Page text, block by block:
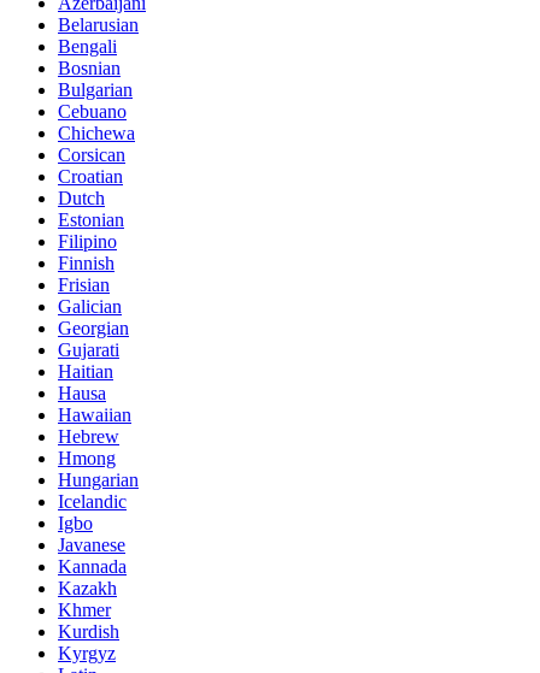
Belarusian
Bengali
Bosnian
Bulgarian
Cebuano
Chichewa
Corsican
Croatian
Dutch
Estonian
Filipino
Finnish
Frisian
Galician
Georgian
Gujarati
Haitian
Hausa
Hawaiian
Hebrew
Hmong
Hungarian
Icelandic
Igbo
Javanese
Kannada
Kazakh
Khmer
Kurdish
Kyrgyz